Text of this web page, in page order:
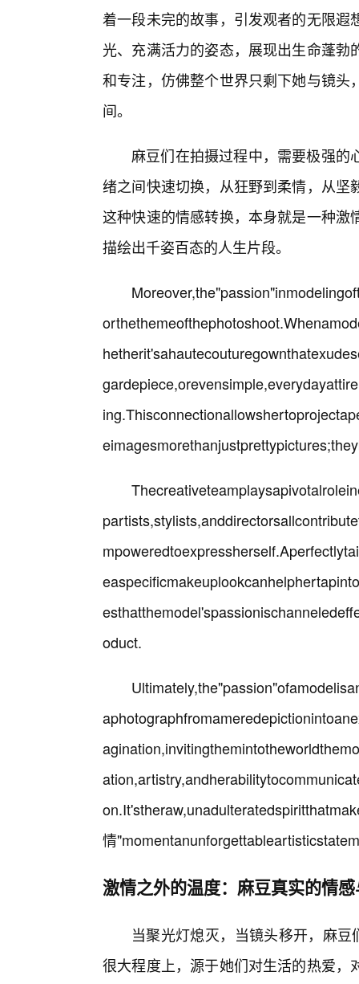
着一段未完的故事，引发观者的无限
光、充满活力的姿态，展现出生命蓬
和专注，仿佛整个世界只剩下她与镜
间。
麻豆们在拍摄过程中，需要极强
绪之间快速切换，从狂野到柔情，从
这种快速的情感转换，本身就是一种
描绘出千姿百态的人生片段。
oduct.
情
激情之外的温度：麻豆真实的情
当聚光灯熄灭，当镜头移开，麻
很大程度上，源于她们对生活的热爱